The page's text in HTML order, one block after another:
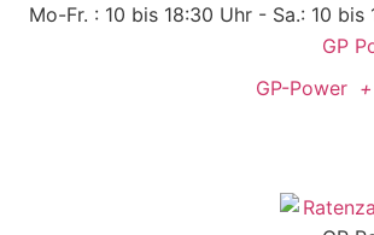
Mo-Fr. : 10 bis 18:30 Uhr - Sa.: 10 bis
GP-Power